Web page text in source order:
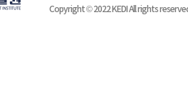
Copyright © 2022 KEDI All rights